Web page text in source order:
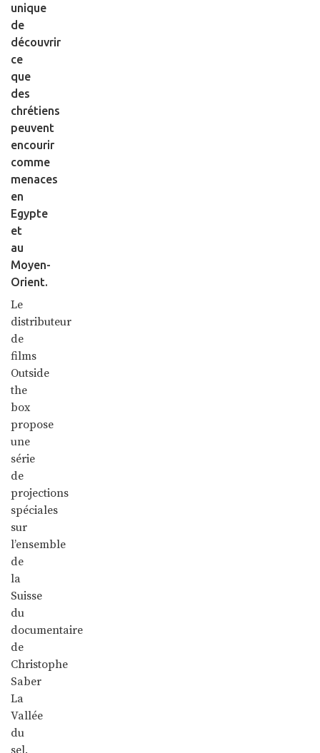
unique
de
découvrir
ce
que
des
chrétiens
peuvent
encourir
comme
menaces
en
Egypte
et
au
Moyen-
Orient.
Le
distributeur
de
films
Outside
the
box
propose
une
série
de
projections
spéciales
sur
l’ensemble
de
la
Suisse
du
documentaire
de
Christophe
Saber
La
Vallée
du
sel.